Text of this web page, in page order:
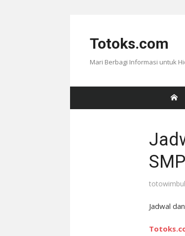
Totoks.com
Mari Berbagi Informasi untuk
Author
Jadwal